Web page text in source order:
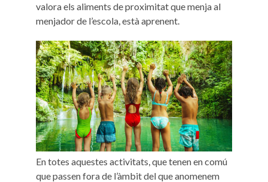
valora els aliments de proximitat que menja al
menjador de l’escola, està aprenent.
En totes aquestes activitats, que tenen en comú
que passen fora de l’àmbit del que anomenem